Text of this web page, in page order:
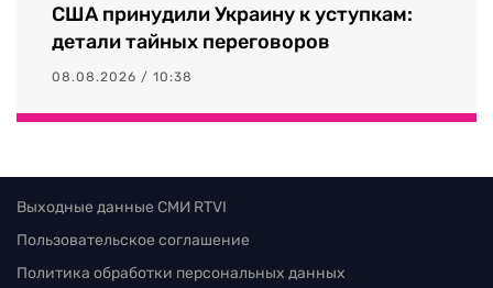
США принудили Украину к уступкам:
детали тайных переговоров
08.08.2026 / 10:38
Выходные данные СМИ RTVI
Пользовательское соглашение
Политика обработки персональных данных